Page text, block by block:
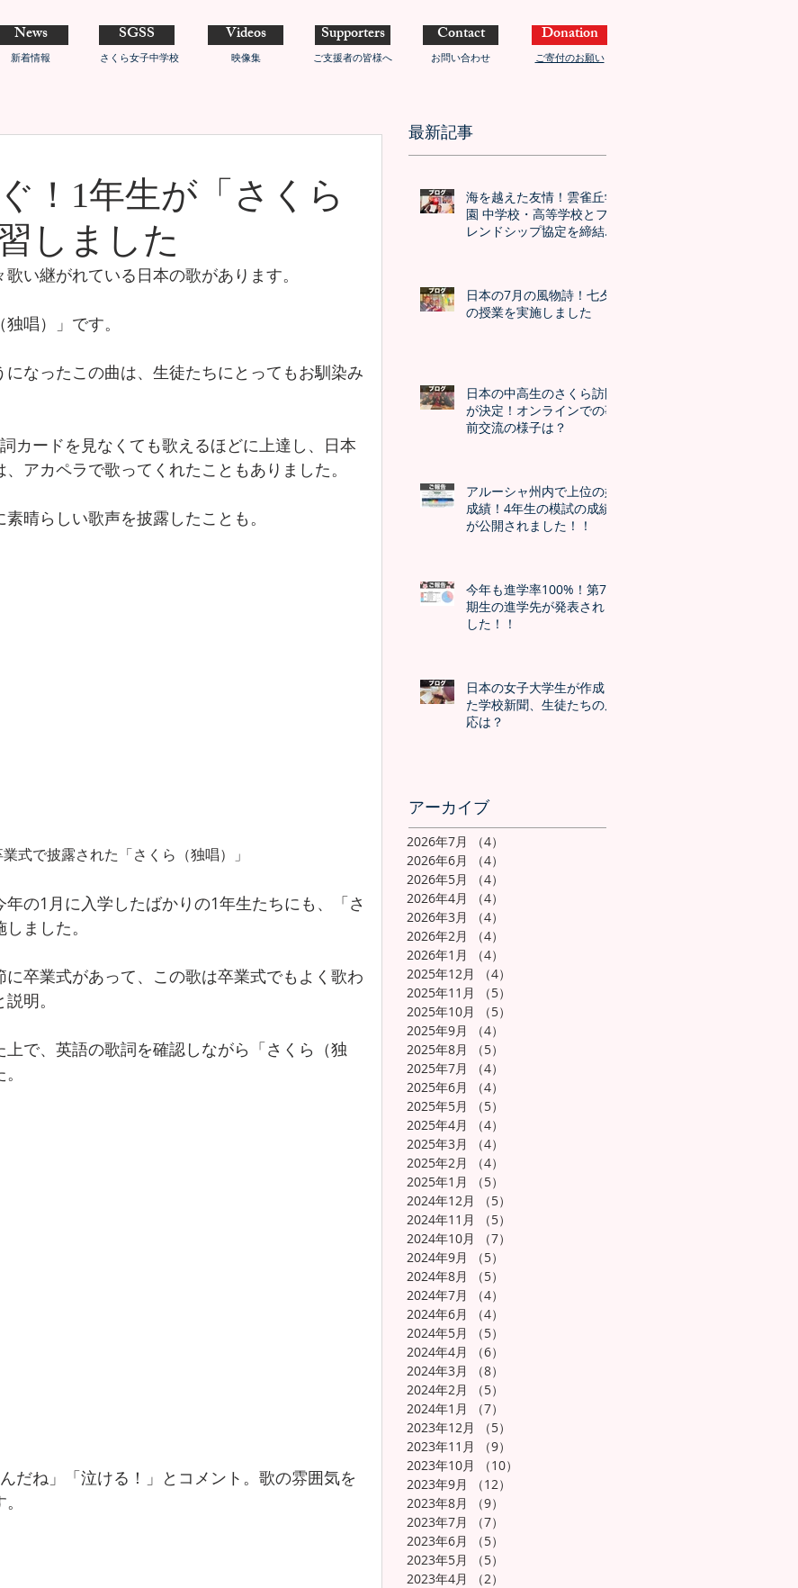
News
新着情報
SGSS
さくら女子中学校
Videos
映像集
Supporters
ご支援者の皆様へ
Contact
お問い合わせ
Donation
ご寄付のお願い
！1年生が「さくら
しました
い継がれている日本の歌があります。
唱）」です。
なったこの曲は、生徒たちにとってもお馴染み
カードを見なくても歌えるほどに上達し、日本
アカペラで歌ってくれたこともありました。
晴らしい歌声を披露したことも。
式で披露された「さくら（独唱）」
の1月に入学したばかりの1年生たちにも、「さ
ました。
卒業式があって、この歌は卒業式でもよく歌わ
明。
で、英語の歌詞を確認しながら「さくら（独
だね」「泣ける！」とコメント。歌の雰囲気を
最新記事
海を越えた友情！雲雀丘学
園 中学校・高等学校とフ
レンドシップ協定を締結し
日本の7月の風物詩！七夕
の授業を実施しました
日本の中高生のさくら訪問
が決定！オンラインでの事
前交流の様子は？
アルーシャ州内で上位の好
成績！4年生の模試の成績
が公開されました！！
今年も進学率100%！第7
期生の進学先が発表されま
した！！
日本の女子大学生が作成し
た学校新聞、生徒たちの反
応は？
アーカイブ
2026年7月 （4）
2026年6月
（4）
2026年5月
（4）
2026年4月
（4）
2026年3月
（4）
2026年2月
（4）
2026年1月
（4）
2025年12月
（4）
2025年11月
（5）
2025年10月
（5）
2025年9月
（4）
2025年8月
（5）
2025年7月
（4）
2025年6月
（4）
2025年5月
（5）
2025年4月
（4）
2025年3月
（4）
2025年2月
（4）
2025年1月
（5）
2024年12月
（5）
2024年11月
（5）
2024年10月
（7）
2024年9月
（5）
2024年8月
（5）
2024年7月
（4）
2024年6月
（4）
2024年5月
（5）
2024年4月
（6）
2024年3月
（8）
2024年2月
（5）
2024年1月
（7）
2023年12月
（5）
2023年11月
（9）
2023年10月
（10）
2023年9月
（12）
2023年8月
（9）
2023年7月
（7）
2023年6月
（5）
2023年5月
（5）
2023年4月
（2）